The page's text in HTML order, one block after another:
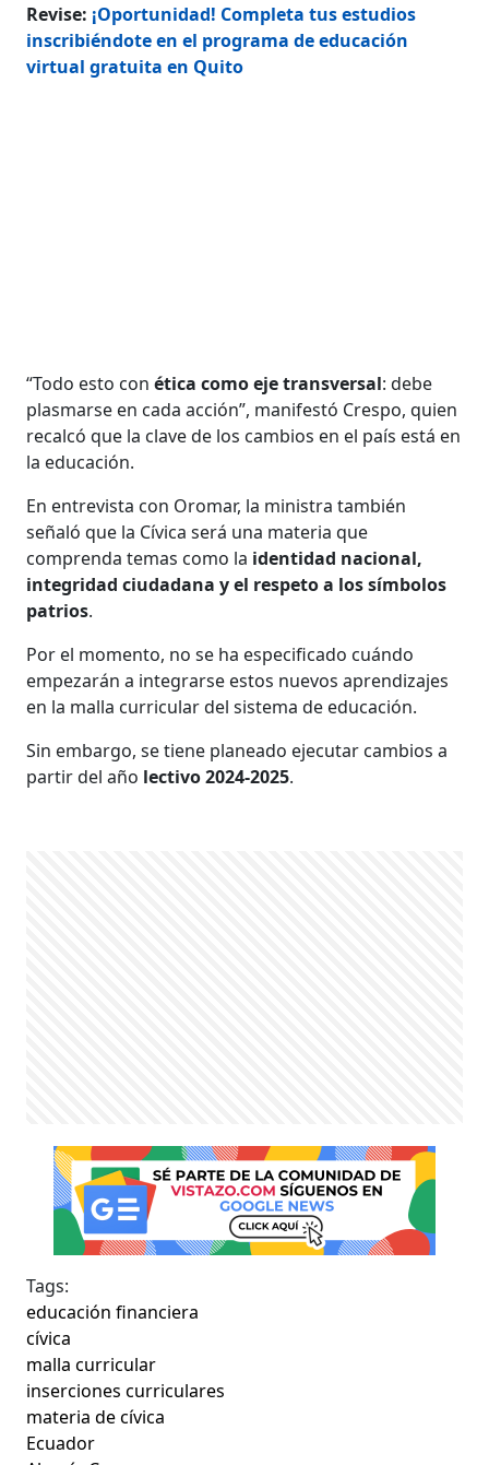
Revise: ¡Oportunidad! Completa tus estudios
inscribiéndote en el programa de educación
virtual gratuita en Quito
“Todo esto con ética como eje transversal: debe
plasmarse en cada acción”, manifestó Crespo, quien
recalcó que la clave de los cambios en el país está en
la educación.
En entrevista con Oromar, la ministra también
señaló que la Cívica será una materia que
comprenda temas como la identidad nacional,
integridad ciudadana y el respeto a los símbolos
patrios.
Por el momento, no se ha especificado cuándo
empezarán a integrarse estos nuevos aprendizajes
en la malla curricular del sistema de educación.
Sin embargo, se tiene planeado ejecutar cambios a
partir del año lectivo 2024-2025.
Tags:
educación financiera
cívica
malla curricular
inserciones curriculares
materia de cívica
Ecuador